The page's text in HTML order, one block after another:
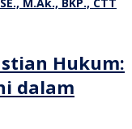
Hukum:
dalam